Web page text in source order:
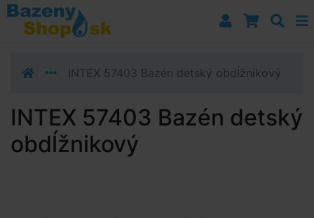
Prejsť k navigácii
Prejsť na obsah
Prejsť k bočnému stĺpci
INTEX 57403 Bazén detský obdĺžnikový
INTEX 57403 Bazén detský
obdĺžnikový